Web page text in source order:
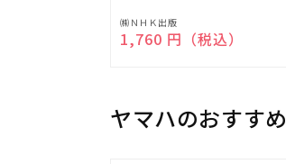
販
売
㈱ＮＨＫ出版
通常価格
1,760 円（税込）
ヤマハのおすすめ